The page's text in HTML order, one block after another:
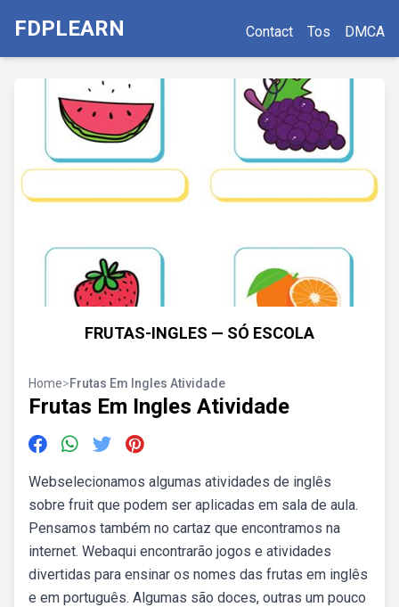
FDPLEARN Contact Tos DMCA
FRUTAS-INGLES — SÓ ESCOLA
Home>Frutas Em Ingles Atividade
Frutas Em Ingles Atividade
Webselecionamos algumas atividades de inglês
sobre fruit que podem ser aplicadas em sala de aula.
Pensamos também no cartaz que encontramos na
internet. Webaqui encontrarão jogos e atividades
divertidas para ensinar os nomes das frutas em inglês
e em português. Algumas são doces, outras um pouco